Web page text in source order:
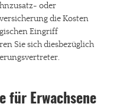
oder
die Kosten
Eingriff
Sie sich diesbezüglich
für Erwachsene